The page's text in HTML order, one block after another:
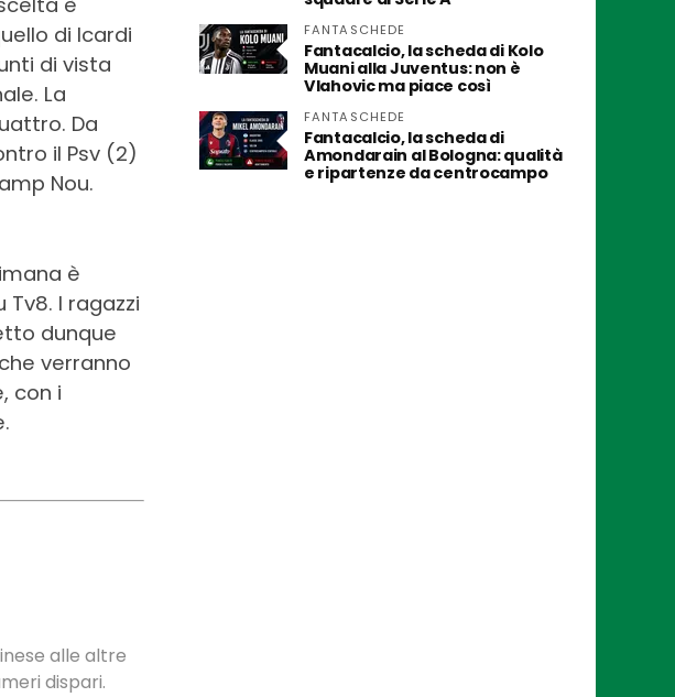
di Icardi
di vista
La
Da
il Psv (2)
Nou.
è
I ragazzi
dunque
che verranno
con i
alle altre
dispari.
FANTASCHEDE
Fantacalcio, la scheda di Kolo
Muani alla Juventus: non è
Vlahovic ma piace così
FANTASCHEDE
Fantacalcio, la scheda di
Amondarain al Bologna: qualità
e ripartenze da centrocampo